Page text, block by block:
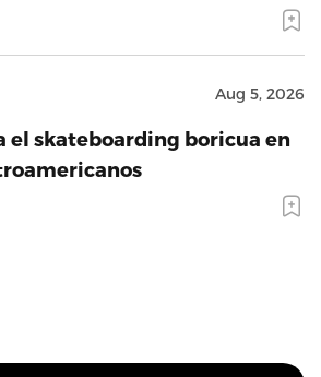
Aug 5, 2026
el skateboarding boricua en